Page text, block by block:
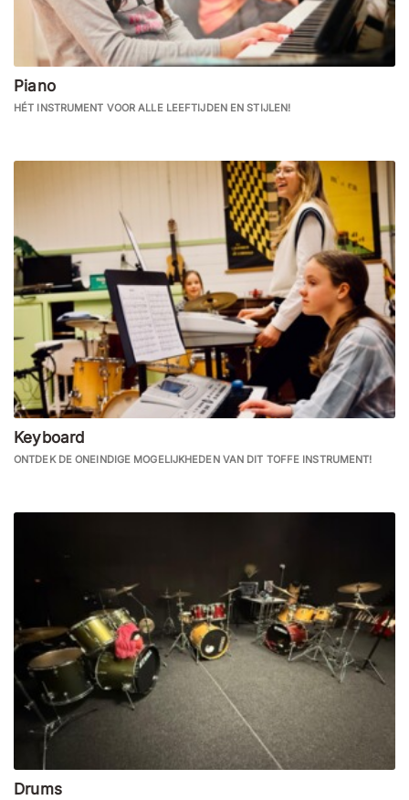
Piano
HÉT INSTRUMENT VOOR ALLE LEEFTIJDEN EN STIJLEN!
Keyboard
ONTDEK DE ONEINDIGE MOGELIJKHEDEN VAN DIT TOFFE INSTRUMENT!
Drums